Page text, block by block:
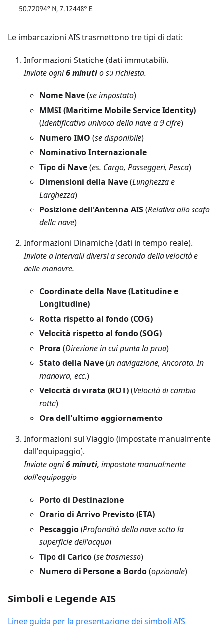
Le imbarcazioni AIS trasmettono tre tipi di dati:
Informazioni Statiche (dati immutabili).
Inviate ogni6 minutio su richiesta.
Nome Nave(se impostato)
MMSI (Maritime Mobile Service Identity)
(Identificativo univoco della nave a 9 cifre)
Numero IMO (se disponibile)
Nominativo Internazionale
Tipo di Nave(es. Cargo, Passeggeri, Pesca)
Dimensioni della Nave(Lunghezza e
Larghezza)
Posizione dell'Antenna AIS(Relativa allo scafo
della nave)
Informazioni Dinamiche (dati in tempo reale).
Inviate a intervalli diversi a seconda della velocità e
delle manovre.
Coordinate della Nave (Latitudine e
Longitudine)
Rotta rispetto al fondo (COG)
Velocità rispetto al fondo (SOG)
Prora (Direzione in cui punta la prua)
Stato della Nave(In navigazione, Ancorata, In
manovra, ecc.)
Velocità di virata (ROT)(Velocità di cambio
rotta)
Ora dell'ultimo aggiornamento
Informazioni sul Viaggio (impostate manualmente
dall'equipaggio).
Inviate ogni6 minuti, impostate manualmente
dall'equipaggio
Porto di Destinazione
Orario di Arrivo Previsto (ETA)
Pescaggio(Profondità della nave sotto la
superficie dell'acqua)
Tipo di Carico(se trasmesso)
Numero di Persone a Bordo(opzionale)
Simboli e Legende AIS
Linee guida per la presentazione dei simboli AIS